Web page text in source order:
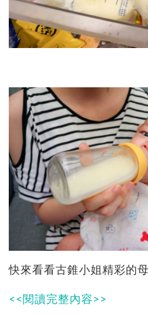
快來看看古錐小姐精彩的
<<閱讀完整內容>>